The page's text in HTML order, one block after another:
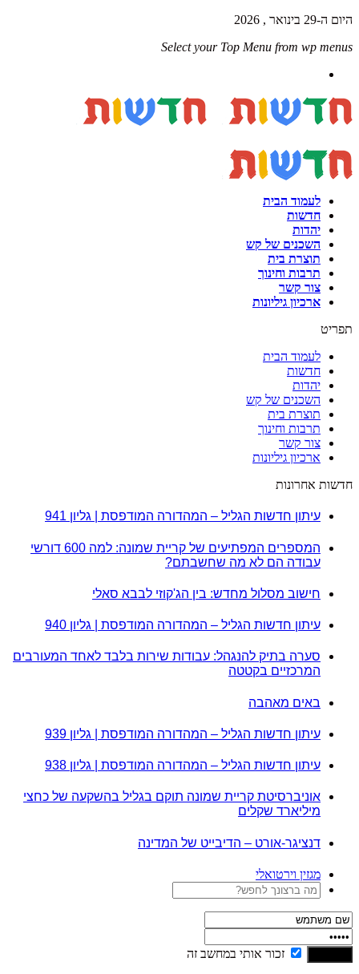
היום ה-29 בינואר , 2026
Select your Top Menu from wp menus
לעמוד הבית
חדשות
יהדות
השכנים של קש
תוצרת בית
תרבות וחינוך
צור קשר
ארכיון גיליונות
תפריט
לעמוד הבית
חדשות
יהדות
השכנים של קש
תוצרת בית
תרבות וחינוך
צור קשר
ארכיון גיליונות
חדשות אחרונות
עיתון חדשות הגליל – המהדורה המודפסת | גליון 941
המספרים המפתיעים של קריית שמונה: למה 600 דורשי
עבודה הם לא מה שחשבתם?
חישוב מסלול מחדש: בין הג'קוזי לבבא סאלי
עיתון חדשות הגליל – המהדורה המודפסת | גליון 940
סערה בתיק להנגהל: עבודות שירות בלבד לאחד המעורבים
המרכזיים בקטטה
באים מאהבה
עיתון חדשות הגליל – המהדורה המודפסת | גליון 939
עיתון חדשות הגליל – המהדורה המודפסת | גליון 938
אוניברסיטת קריית שמונה תוקם בגליל בהשקעה של כחצי
מיליארד שקלים
דנציגר-אורט – הדיבייט של המדינה
מגזין וירטואלי
זכור אותי במחשב זה